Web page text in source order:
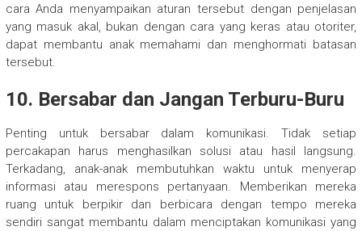
cara Anda menyampaikan aturan tersebut dengan penjelasan
yang masuk akal, bukan dengan cara yang keras atau otoriter,
dapat membantu anak memahami dan menghormati batasan
tersebut.
10. Bersabar dan Jangan Terburu-Buru
Penting untuk bersabar dalam komunikasi. Tidak setiap
percakapan harus menghasilkan solusi atau hasil langsung.
Terkadang, anak-anak membutuhkan waktu untuk menyerap
informasi atau merespons pertanyaan. Memberikan mereka
ruang untuk berpikir dan berbicara dengan tempo mereka
sendiri sangat membantu dalam menciptakan komunikasi yang